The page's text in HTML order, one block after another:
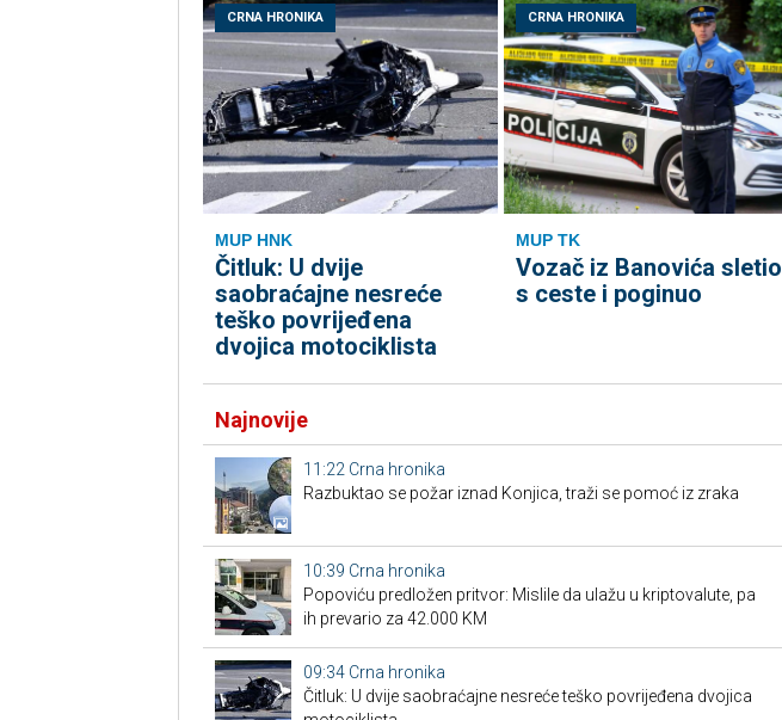
CRNA HRONIKA
MUP HNK
Čitluk: U dvije
saobraćajne nesreće
teško povrijeđena
dvojica motociklista
CRNA HRONIKA
MUP TK
Vozač iz Banovića sletio
s ceste i poginuo
Najnovije
11:22 Crna hronika
Razbuktao se požar iznad Konjica, traži se pomoć iz zraka
10:39 Crna hronika
Popoviću predložen pritvor: Mislile da ulažu u kriptovalute, pa
ih prevario za 42.000 KM
09:34 Crna hronika
Čitluk: U dvije saobraćajne nesreće teško povrijeđena dvojica